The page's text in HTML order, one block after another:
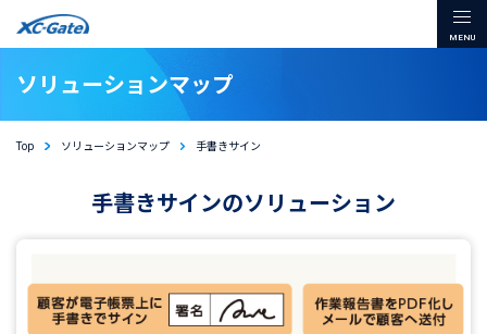
メ
ソリューションマップ
Top ソリューションマップ 手書きサイン
手書きサインのソリューション